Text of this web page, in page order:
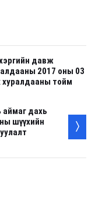
давж
2017 оны 03
хуралдааны тойм
дахь
шүүхийн